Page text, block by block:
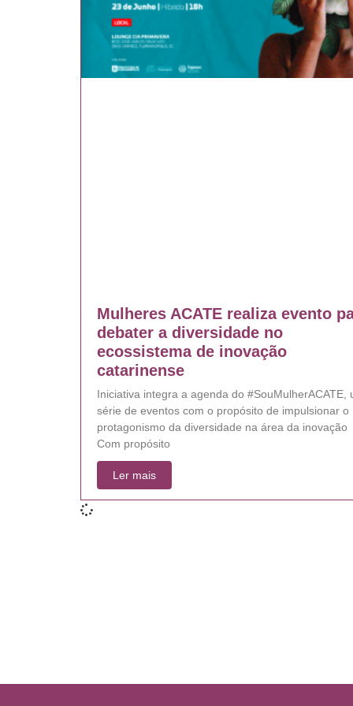
Mulheres ACATE realiza evento
debater a diversidade no
ecossistema de inovação
catarinense
Iniciativa integra a agenda do #SouMulherACATE,
série de eventos com o propósito de impulsionar o
protagonismo da diversidade na área da inovação
Com propósito
Ler mais